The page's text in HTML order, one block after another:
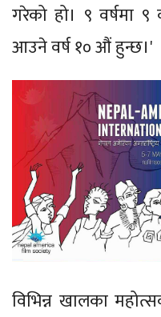
गरेको हो। ९ वर्षमा
आउने वर्ष १० औं हुन्छ।'
विभिन्न खालका